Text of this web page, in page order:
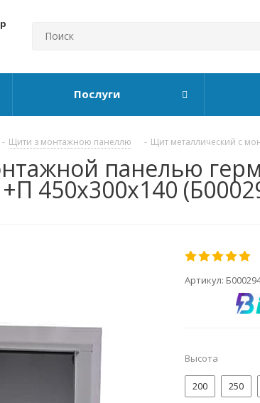
Послуги
- Щити з монтажною панеллю - Щит металлический с
панелью
450x300x140
Артикул:
Высота
200 250